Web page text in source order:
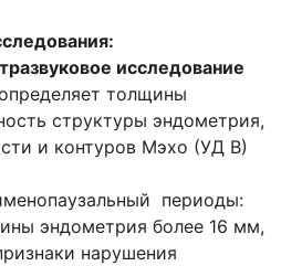
исследование
толщины
структуры эндометрия,
и контуров Мэхо (УД В)
периоды:
эндометрия более 16 мм,
нарушения